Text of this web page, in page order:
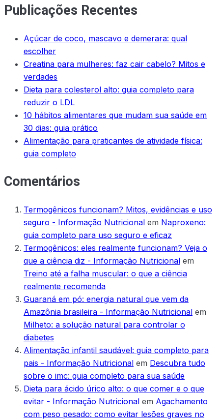
Publicações Recentes
Açúcar de coco, mascavo e demerara: qual
escolher
Creatina para mulheres: faz cair cabelo? Mitos e
verdades
Dieta para colesterol alto: guia completo para
reduzir o LDL
10 hábitos alimentares que mudam sua saúde em
30 dias: guia prático
Alimentação para praticantes de atividade física:
guia completo
Comentários
Termogênicos funcionam? Mitos, evidências e uso
seguro - Informação Nutricional em Naproxeno:
guia completo para uso seguro e eficaz
Termogênicos: eles realmente funcionam? Veja o
que a ciência diz - Informação Nutricional em
Treino até a falha muscular: o que a ciência
realmente recomenda
Guaraná em pó: energia natural que vem da
Amazônia brasileira - Informação Nutricional em
Milheto: a solução natural para controlar o
diabetes
Alimentação infantil saudável: guia completo para
pais - Informação Nutricional em Descubra tudo
sobre o imc: guia completo para sua saúde
Dieta para ácido úrico alto: o que comer e o que
evitar - Informação Nutricional em Agachamento
com peso pesado: como evitar lesões graves no